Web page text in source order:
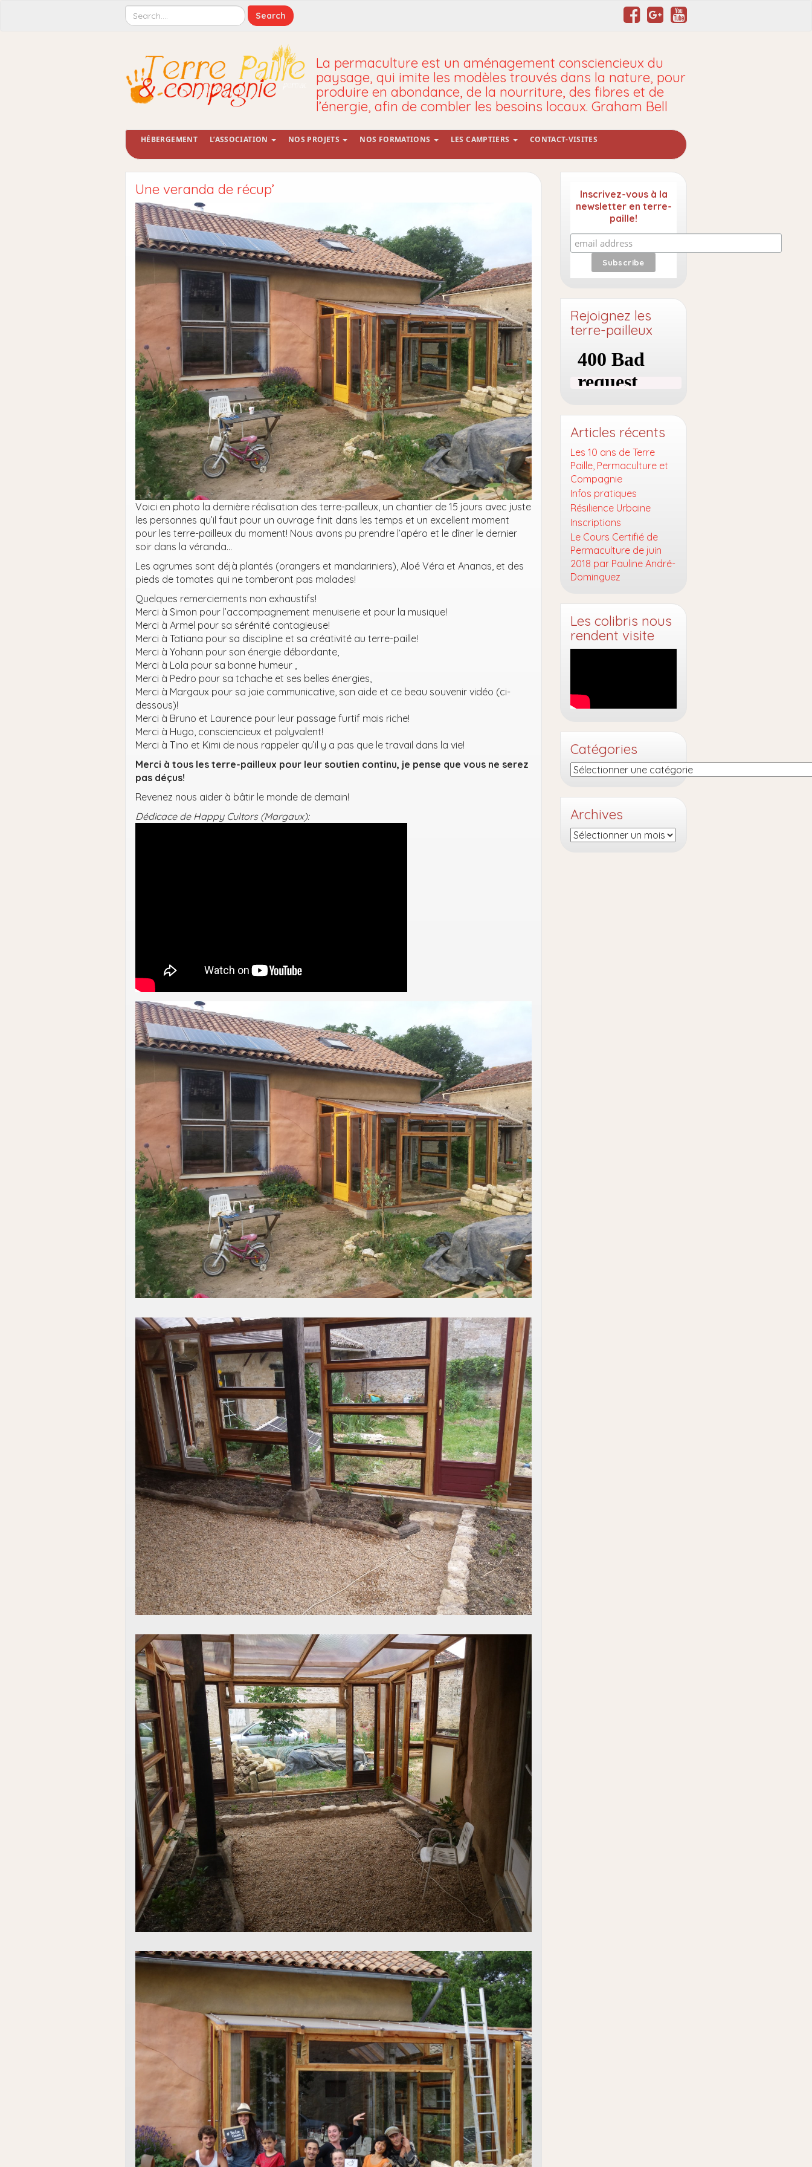
La permaculture est un aménagement consciencieux du
paysage, qui imite les modèles trouvés dans la nature, pour
produire en abondance, de la nourriture, des fibres et de
l’énergie, afin de combler les besoins locaux. Graham Bell
HÉBERGEMENT L’ASSOCIATION NOS PROJETS NOS FORMATIONS LES CAMPTIERS CONTACT-VISITES
Une veranda de récup’
Voici en photo la dernière réalisation des terre-pailleux, un chantier de 15 jours avec juste
les personnes qu’il faut pour un ouvrage finit dans les temps et un excellent moment
pour les terre-pailleux du moment! Nous avons pu prendre l’apéro et le dîner le dernier
soir dans la véranda…
Les agrumes sont déjà plantés (orangers et mandariniers), Aloé Véra et Ananas, et des
pieds de tomates qui ne tomberont pas malades!
Quelques remerciements non exhaustifs!
Merci à Simon pour l’accompagnement menuiserie et pour la musique!
Merci à Armel pour sa sérénité contagieuse!
Merci à Tatiana pour sa discipline et sa créativité au terre-paille!
Merci à Yohann pour son énergie débordante,
Merci à Lola pour sa bonne humeur ,
Merci à Pedro pour sa tchache et ses belles énergies,
Merci à Margaux pour sa joie communicative, son aide et ce beau souvenir vidéo (ci-
dessous)!
Merci à Bruno et Laurence pour leur passage furtif mais riche!
Merci à Hugo, consciencieux et polyvalent!
Merci à Tino et Kimi de nous rappeler qu’il y a pas que le travail dans la vie!
Merci à tous les terre-pailleux pour leur soutien continu, je pense que vous ne serez
pas déçus!
Revenez nous aider à bâtir le monde de demain!
Dédicace de Happy Cultors (Margaux):
Inscrivez-vous à la
newsletter en terre-
paille!
Rejoignez les
terre-pailleux
Articles récents
Les 10 ans de Terre
Paille, Permaculture et
Compagnie
Infos pratiques
Résilience Urbaine
Inscriptions
Le Cours Certifié de
Permaculture de juin
2018 par Pauline André-
Dominguez
Les colibris nous
rendent visite
Catégories
Catégories
Archives
Archives